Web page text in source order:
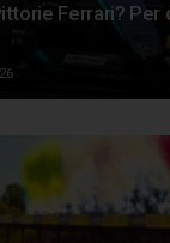
Ferrari? Per